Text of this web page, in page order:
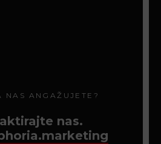
NAS ANGAŽUJETE?
nas.